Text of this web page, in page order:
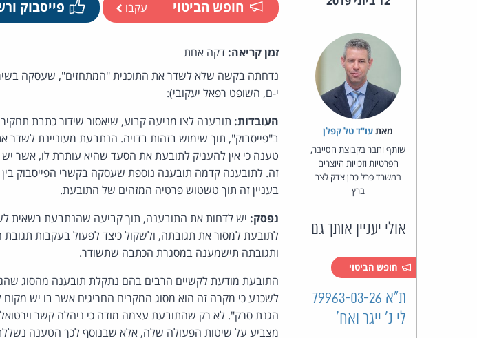
חופש הביטוי עקבו פייסבוק
מאת‏עו"ד טל קפלן
שותף וחבר בקבוצת הסייבר,
הפרטיות וזכויות היוצרים
במשרד פרל כהן צדק לצר
ברץ
אולי יעניין אותך גם
חופש הביטוי
ת"א 79963-03-26
לי נ' ייגר ואח'
זמן קריאה: דקה אחת
נדחתה בקשה שלא לשדר את התוכנית "המתחזים", שעסקה
י-ם, השופט רפאל יעקובי):
העובדות: תובענה לצו מניעה קבוע, שיאסור שידור כתבת
ב"פייסבוק", תוך שימוש בזהות בדויה. הנתבעת מעוניינת
טענה כי אין להעניק לתובעת את הסעד שהיא עותרת לו, אשר יש
זה. לתובענה קדמה תובענה נוספת שעסקה בקשרי הפייסבוק
בעניין זה תוך טשטוש פרטיה המזהים של התובעת.
נפסק:
לתובעת למסור את תגובתה, ולשקול כיצד לפעול בעקבות
ותגובתה תישמענה במסגרת הכתבה שתשודר.
התובעת מודעת לקשיים הרבים בהם נתקלת תובענה מהסוג
לשכנע כי מקרה זה הוא מסוג המקרים החריגים אשר בו יש
הגנת סרק". לא רק שהתובעת עצמה מודה כי ניהלה קשר
מצביע על שיטות הפעולה שלה, אלא שבנוסף לכך הטענה